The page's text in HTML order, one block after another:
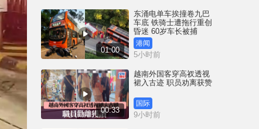
01:00
东涌电单车挨撞卷九巴
车底 铁骑士遭拖行重创
昏迷 60岁车长被捕
港闻
5小时前
00:33
越南外国客穿高衩透视
裙入古迹 职员劝离获赞
国际
9小时前